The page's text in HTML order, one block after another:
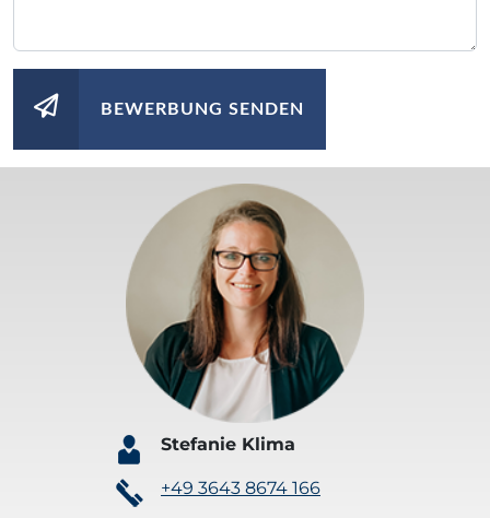
BEWERBUNG SENDEN
Stefanie Klima
+49 3643 8674 166